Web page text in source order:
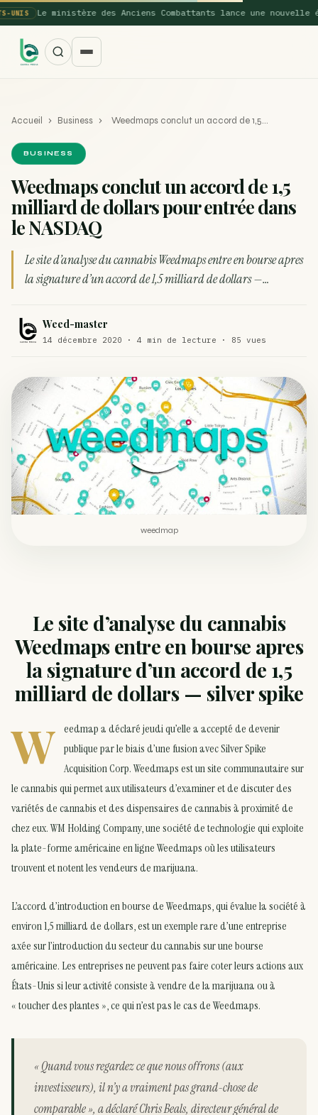
Le ministère des Anciens Combattants lance une nouvelle
SUGGESTIONS POPULAIRES
Une nouvelle étude montre que la vaporisation du
La recette du Space Cake
Comment éviter un joint de partir en cuillère
contre les maux de dos…
ACTU
Un fabricant polonais de textiles à base de chanvre
suscite une forte…
ACTU
Accueil › Business › Weedmaps conclut un accord de 1,5…
BUSINESS
Weedmaps conclut un accord de 1,5
milliard de dollars pour entrée dans
le NASDAQ
Le site d’analyse du cannabis Weedmaps entre en bourse apres
la signature d’un accord de 1,5 milliard de dollars —…
Weed-master
14 décembre 2020 · 4 min de lecture · 85 vues
weedmap
Le site d’analyse du cannabis
Weedmaps entre en bourse apres
la signature d’un accord de 1,5
milliard de dollars — silver spike
W eedmap a déclaré jeudi qu’elle a accepté de devenir
publique par le biais d’une fusion avec Silver Spike
Acquisition Corp. Weedmaps est un site communautaire sur
le cannabis qui permet aux utilisateurs d’examiner et de discuter des
variétés de cannabis et des dispensaires de cannabis à proximité de
chez eux. WM Holding Company, une société de technologie qui exploite
la plate-forme américaine en ligne Weedmaps où les utilisateurs
trouvent et notent les vendeurs de marijuana.
L’accord d’introduction en bourse de Weedmaps, qui évalue la société à
environ 1,5 milliard de dollars, est un exemple rare d’une entreprise
axée sur l’introduction du secteur du cannabis sur une bourse
américaine. Les entreprises ne peuvent pas faire coter leurs actions aux
États-Unis si leur activité consiste à vendre de la marijuana ou à
« toucher des plantes », ce qui n’est pas le cas de Weedmaps.
« Quand vous regardez ce que nous offrons (aux
investisseurs), il n’y a vraiment pas grand-chose de
comparable », a déclaré Chris Beals, directeur général de